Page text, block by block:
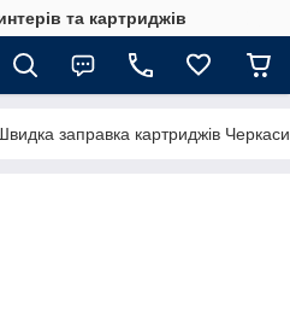
та картриджів
заправка картриджів Черкаси